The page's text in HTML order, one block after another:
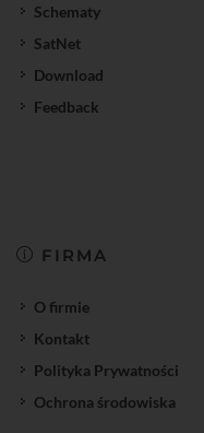
Schematy
SatNet
Download
Feedback
FIRMA
O firmie
Kontakt
Polityka Prywatności
Ochrona środowiska